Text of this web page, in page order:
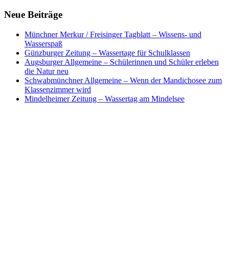
Neue Beiträge
Münchner Merkur / Freisinger Tagblatt – Wissens- und
Wasserspaß
Günzburger Zeitung – Wassertage für Schulklassen
Augsburger Allgemeine – Schülerinnen und Schüler erleben
die Natur neu
Schwabmünchner Allgemeine – Wenn der Mandichosee zum
Klassenzimmer wird
Mindelheimer Zeitung – Wassertag am Mindelsee